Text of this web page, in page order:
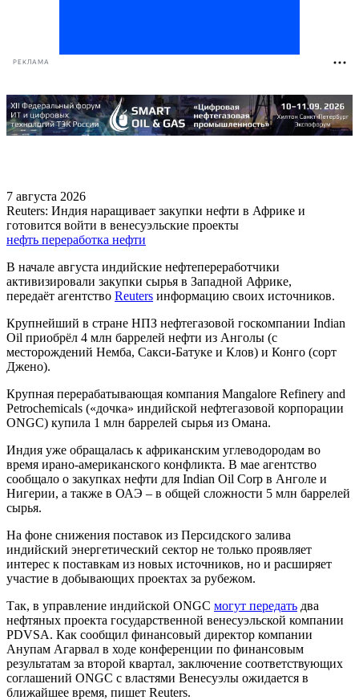
РЕКЛАМА
7 августа 2026
Reuters: Индия наращивает закупки нефти в Африке и
готовится войти в венесуэльские проекты
нефть переработка нефти
В начале августа индийские нефтепереработчики
активизировали закупки сырья в Западной Африке,
передаёт агентство Reuters информацию своих источников.
Крупнейший в стране НПЗ нефтегазовой госкомпании Indian
Oil приобрёл 4 млн баррелей нефти из Анголы (с
месторождений Немба, Сакси-Батуке и Клов) и Конго (сорт
Джено).
Крупная перерабатывающая компания Mangalore Refinery and
Petrochemicals («дочка» индийской нефтегазовой корпорации
ONGC) купила 1 млн баррелей сырья из Омана.
Индия уже обращалась к африканским углеводородам во
время ирано-американского конфликта. В мае агентство
сообщало о закупках нефти для Indian Oil Corp в Анголе и
Нигерии, а также в ОАЭ – в общей сложности 5 млн баррелей
сырья.
На фоне снижения поставок из Персидского залива
индийский энергетический сектор не только проявляет
интерес к поставкам из новых источников, но и расширяет
участие в добывающих проектах за рубежом.
Так, в управление индийской ONGC могут передать два
нефтяных проекта государственной венесуэльской компании
PDVSA. Как сообщил финансовый директор компании
Анупам Агарвал в ходе конференции по финансовым
результатам за второй квартал, заключение соответствующих
соглашений ONGC с властями Венесуэлы ожидается в
ближайшее время, пишет Reuters.